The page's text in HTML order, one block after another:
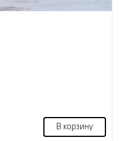
В корзину